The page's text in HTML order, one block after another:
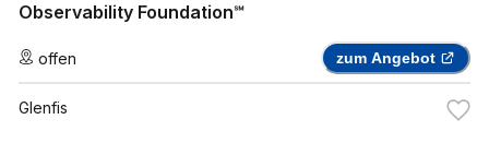
Observability Foundation℠
offen zum Angebot
Glenfis